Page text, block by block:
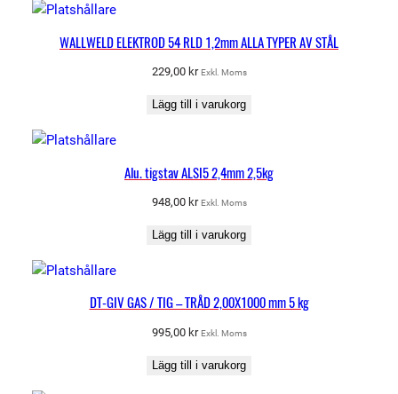
WALLWELD ELEKTROD 54 RLD 1,2mm ALLA TYPER AV STÅL
229,00 kr Exkl. Moms
Lägg till i varukorg
Alu. tigstav ALSI5 2,4mm 2,5kg
948,00 kr Exkl. Moms
Lägg till i varukorg
DT-GIV GAS / TIG – TRÅD 2,00X1000 mm 5 kg
995,00 kr Exkl. Moms
Lägg till i varukorg